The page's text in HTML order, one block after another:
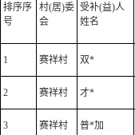
排序序
号
村(居)委
会
受补(益)人
姓名
1 赛祥村 双*
2 赛祥村 才*
3 赛祥村 普*加